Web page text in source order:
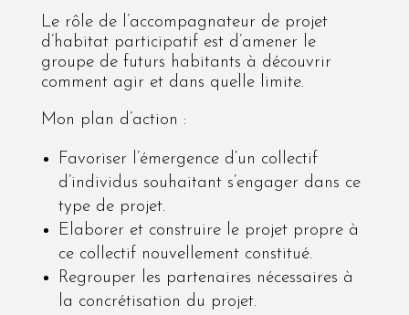
Le rôle de l’accompagnateur de projet
d’habitat participatif est d’amener le
groupe de futurs habitants à découvrir
comment agir et dans quelle limite.
Mon plan d’action :
Favoriser l’émergence d’un collectif
d’individus souhaitant s’engager dans ce
type de projet.
Elaborer et construire le projet propre à
ce collectif nouvellement constitué.
Regrouper les partenaires nécessaires à
la concrétisation du projet.